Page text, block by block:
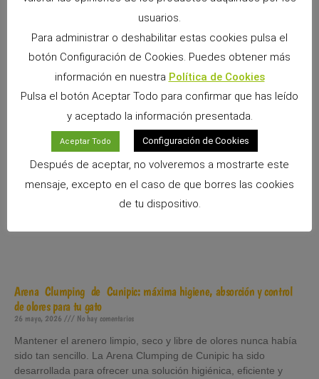
9 junio, 2026 No hay comentarios
Si convives con un conejo, cobaya, chinchilla, degú o cualquier
otro pequeño mamífero herbívoro, sabrás que los premios
forman parte de los momentos más especiales
Leer más »
Arena Clumping de Cunipic: máxima higiene, absorción y control
de olores para tu gato
26 mayo, 2026 No hay comentarios
Mantener el arenero limpio, seco y libre de olores nunca había
sido tan sencillo. La Arena Clumping de Cunipic ha sido
desarrollada para ofrecer una solución higiénica, eficiente y
usuarios.
Para administrar o deshabilitar estas cookies pulsa el
botón Configuración de Cookies. Puedes obtener más
información en nuestra Política de Cookies
Pulsa el botón Aceptar Todo para confirmar que has leído
y aceptado la información presentada.
Aceptar Todo Configuración de Cookies
Después de aceptar, no volveremos a mostrarte este
mensaje, excepto en el caso de que borres las cookies
de tu dispositivo.